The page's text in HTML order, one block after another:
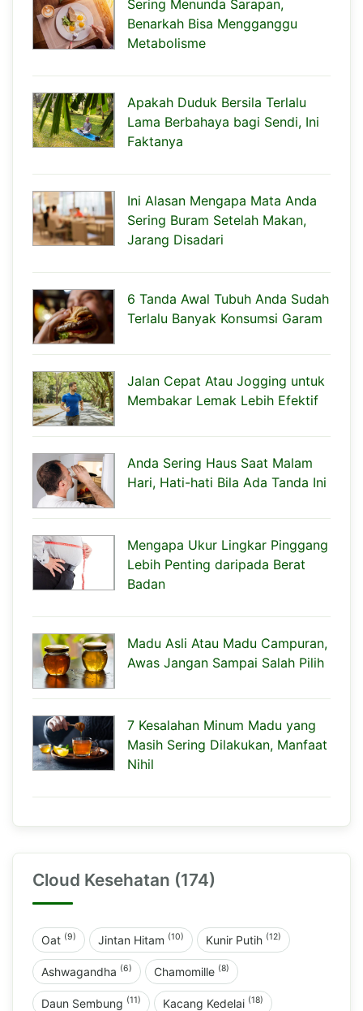
Sering Menunda Sarapan,
Benarkah Bisa Mengganggu
Metabolisme
Apakah Duduk Bersila Terlalu
Lama Berbahaya bagi Sendi, Ini
Faktanya
Ini Alasan Mengapa Mata Anda
Sering Buram Setelah Makan,
Jarang Disadari
6 Tanda Awal Tubuh Anda Sudah
Terlalu Banyak Konsumsi Garam
Jalan Cepat Atau Jogging untuk
Membakar Lemak Lebih Efektif
Anda Sering Haus Saat Malam
Hari, Hati-hati Bila Ada Tanda Ini
Mengapa Ukur Lingkar Pinggang
Lebih Penting daripada Berat
Badan
Madu Asli Atau Madu Campuran,
Awas Jangan Sampai Salah Pilih
7 Kesalahan Minum Madu yang
Masih Sering Dilakukan, Manfaat
Nihil
Cloud Kesehatan (174)
Oat (9) Jintan Hitam (10) Kunir Putih (12)
Ashwagandha (6) Chamomille (8)
Daun Sembung (11) Kacang Kedelai (18)